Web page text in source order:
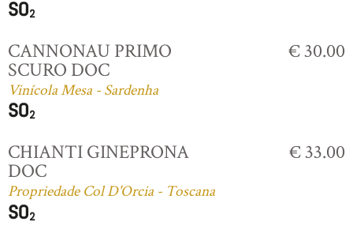
CANNONAU PRIMO
SCURO DOC
Vinícola Mesa - Sardenha
€ 30.00
CHIANTI GINEPRONA
DOC
Propriedade Col D'Orcia - Toscana
€ 33.00